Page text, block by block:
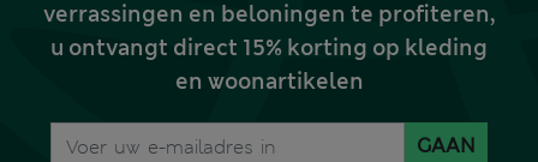
verrassingen en beloningen te profiteren,
u ontvangt direct 15% korting op kleding
en woonartikelen
GAAN